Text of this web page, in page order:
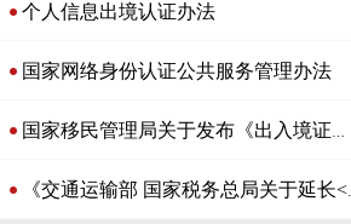
个人信息出境认证办法
国家网络身份认证公共服务管理办法